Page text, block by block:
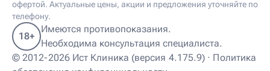
офертой. Актуальные цены, акции и предложения уточняйте по
телефону.
© 2012-2026 Ист Клиника (версия 4.175.9) · Политика
Имеются противопоказания.
Необходима консультация специалиста.
18+